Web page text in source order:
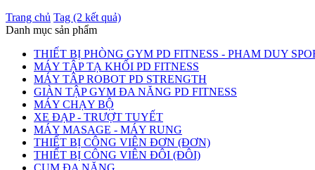
Trang chủ Tag (2 kết quả)
Danh mục sản phẩm
THIẾT BỊ PHÒNG GYM PD FITNESS - PHAM DUY
MÁY TẬP TẠ KHỐI PD FITNESS
MÁY TÂP ROBOT PD STRENGTH
GIÀN TẬP GYM ĐA NĂNG PD FITNESS
MÁY CHẠY BỘ
XE ĐẠP - TRƯỢT TUYẾT
MÁY MASAGE - MÁY RUNG
THIẾT BỊ CÔNG VIÊN ĐƠN (ĐƠN)
THIẾT BỊ CÔNG VIÊN ĐÔI (ĐÔI)
CỤM ĐA NĂNG